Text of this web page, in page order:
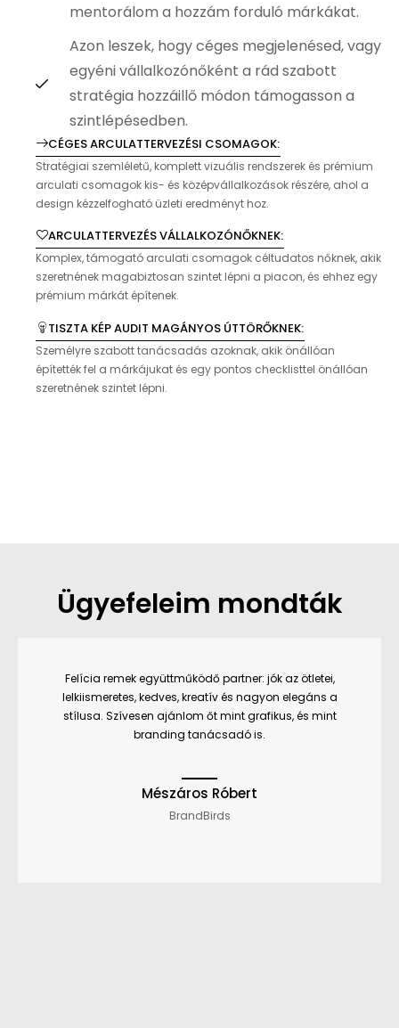
mentorálom a hozzám forduló márkákat.
Azon leszek, hogy céges megjelenésed, vagy
egyéni vállalkozónőként a rád szabott
stratégia hozzáillő módon támogasson a
szintlépésedben.
CÉGES ARCULATTERVEZÉSI CSOMAGOK:
Stratégiai szemléletű, komplett vizuális rendszerek és prémium
arculati csomagok kis- és középvállalkozások részére, ahol a
design kézzelfogható üzleti eredményt hoz.
ARCULATTERVEZÉS VÁLLALKOZÓNŐKNEK:
Komplex, támogató arculati csomagok céltudatos nőknek, akik
szeretnének magabiztosan szintet lépni a piacon, és ehhez egy
prémium márkát építenek.
TISZTA KÉP AUDIT MAGÁNYOS ÚTTÖRŐKNEK:
Személyre szabott tanácsadás azoknak, akik önállóan
építették fel a márkájukat és egy pontos checklisttel önállóan
szeretnének szintet lépni.
Ügyefeleim mondták
Felícia remek együttműködő partner: jók az ötletei,
lelkiismeretes, kedves, kreatív és nagyon elegáns a
stílusa. Szívesen ajánlom őt mint grafikus, és mint
branding tanácsadó is.
Mészáros Róbert
BrandBirds